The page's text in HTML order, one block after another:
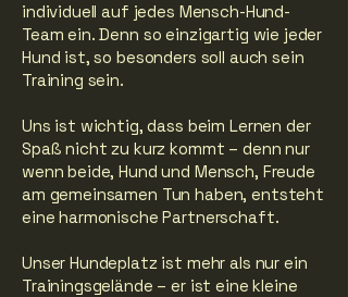
individuell auf jedes Mensch-Hund-
Team ein. Denn so einzigartig wie jeder
Hund ist, so besonders soll auch sein
Training sein.
Uns ist wichtig, dass beim Lernen der
Spaß nicht zu kurz kommt – denn nur
wenn beide, Hund und Mensch, Freude
am gemeinsamen Tun haben, entsteht
eine harmonische Partnerschaft.
Unser Hundeplatz ist mehr als nur ein
Trainingsgelände – er ist eine kleine